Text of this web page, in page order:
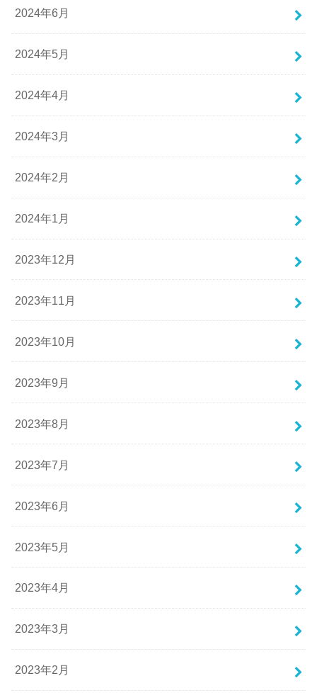
2024年6月
2024年5月
2024年4月
2024年3月
2024年2月
2024年1月
2023年12月
2023年11月
2023年10月
2023年9月
2023年8月
2023年7月
2023年6月
2023年5月
2023年4月
2023年3月
2023年2月